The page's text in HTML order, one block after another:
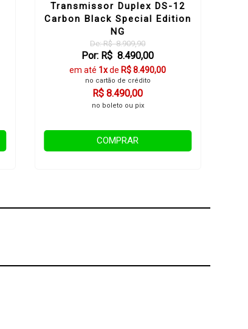
Transmissor Duplex DS-12
Carbon Black Special Edition
NG
De: R$ 8.909,90
Por: R$ 8.490,00
em até 1xde R$ 8.490,00
no cartão de crédito
R$ 8.490,00
no boleto ou pix
COMPRAR